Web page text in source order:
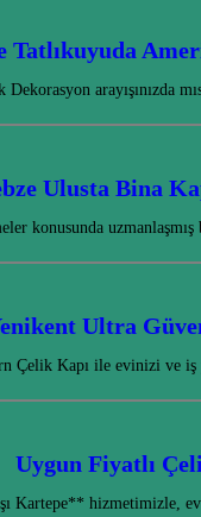
Tatlıkuyuda
Dekorasyon arayışınızda
Ulusta Bina
konusunda
Ultra
Çelik Kapı ile evinizi ve iş
Uygun Fiyatlı
Kartepe**